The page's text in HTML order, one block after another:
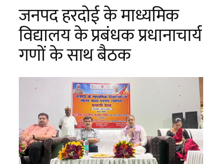
जनपद हरदोई के माध्यमिक
विद्यालय के प्रबंधक प्रधानाचार्य
गणों के साथ बैठक